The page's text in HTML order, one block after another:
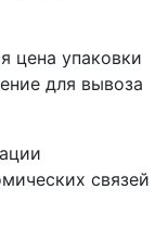
цена упаковки
для вывоза
связей